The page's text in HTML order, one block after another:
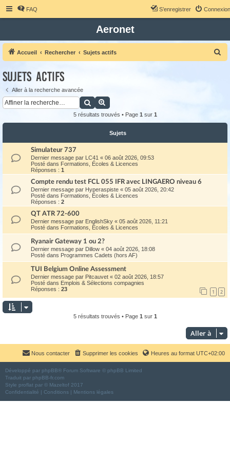
FAQ Connexion
S’enregistrer
Aeronet
Accueil Rechercher Sujets actifs
Sujets actifs
Aller à la recherche avancée
Rechercher
5 résultats trouvés • Page 1 sur 1
Sujets
Simulateur 737
Dernier message par LC41 « 06 août 2026, 09:53
Posté dans Formations, Écoles & Licences
Réponses : 1
Compte rendu test FCL 055 IFR avec LINGAERO niveau 6
Dernier message par Hyperaspiste « 05 août 2026, 20:42
Posté dans Formations, Écoles & Licences
Réponses : 2
QT ATR 72-600
Dernier message par EnglishSky « 05 août 2026, 11:21
Posté dans Formations, Écoles & Licences
Ryanair Gateway 1 ou 2?
Dernier message par Dillow « 04 août 2026, 18:08
Posté dans Programmes Cadets (hors AF)
TUI Belgium Online Assessment
Dernier message par Pitcauvet « 02 août 2026, 18:57
Posté dans Emplois & Sélections compagnies
Réponses : 23 1 2
5 résultats trouvés • Page 1 sur 1
Aller à
Heures au format UTC+02:00
Supprimer les cookies
Nous contacter
Développé par phpBB® Forum Software © phpBB Limited
Traduit par phpBB-fr.com
Style proflat par © Mazeltof 2017
Confidentialité | Conditions | Mentions légales